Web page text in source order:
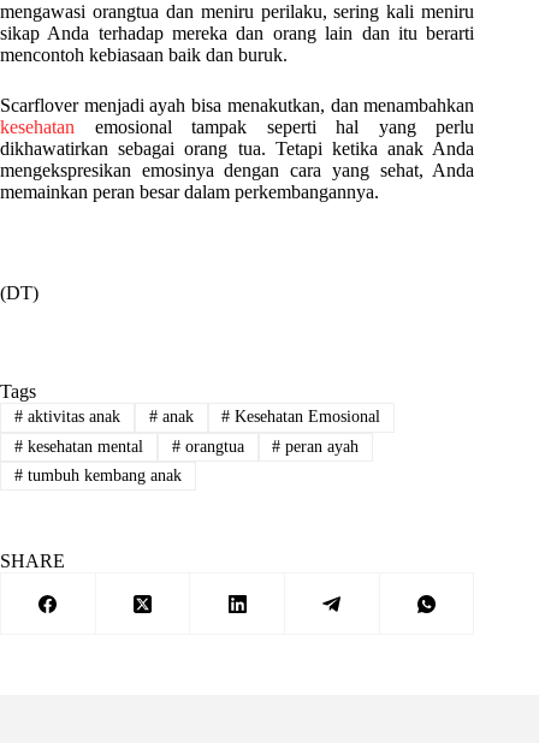
mengawasi orangtua dan meniru perilaku, sering kali meniru
sikap Anda terhadap mereka dan orang lain dan itu berarti
mencontoh kebiasaan baik dan buruk.
Scarflover menjadi ayah bisa menakutkan, dan menambahkan
kesehatan emosional tampak seperti hal yang perlu
dikhawatirkan sebagai orang tua. Tetapi ketika anak Anda
mengekspresikan emosinya dengan cara yang sehat, Anda
memainkan peran besar dalam perkembangannya.
(DT)
Tags
#aktivitas anak #anak # Kesehatan Emosional
#kesehatan mental #orangtua # peran ayah
#tumbuh kembang anak
SHARE